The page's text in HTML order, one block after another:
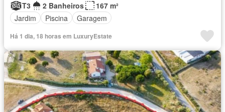
T3
2 Banheiros
167 m²
Jardim
Piscina Garagem
Há 1 dia, 18 horas em LuxuryEstate